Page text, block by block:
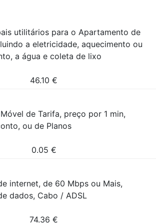
utilitários para o Apartamento de
a eletricidade, aquecimento ou
a água e coleta de lixo
46.10 €
de Tarifa, preço por 1 min,
ou de Planos
0.05 €
internet, de 60 Mbps ou Mais,
dados, Cabo / ADSL
74.36 €